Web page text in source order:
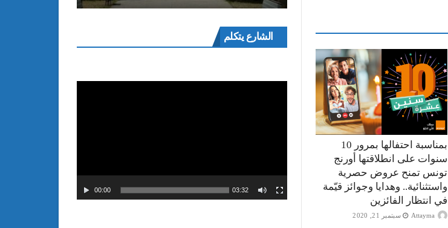
بمناسبة احتفالها بمرور 10
سنوات على انطلاقتها أورنج
تونس تمنح عروض حصرية
واستثنائية.. وهدايا وجوائز قيّمة
في انتظار الفائزين
Attayma سبتمبر 21, 2020
الشارع يتكلممشغل
الفيديو
00:00 03:32